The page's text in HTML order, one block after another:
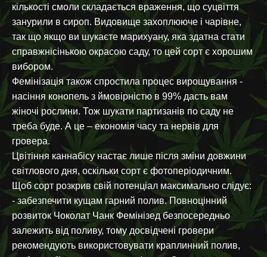
кількості смоли складається враження, що суцвіття
занурили в сироп. Видовище захоплююче і чарівне,
так що якщо ви шукаєте марихуану, яка здатна стати
справжнісінькою окрасою саду, то цей сорт є хорошим
вибором.
Фемінізація також спростила процес вирощування -
насіння конопель з ймовірністю в 99% дасть вам
жіночі рослини. Тож шукати партизанів по саду не
треба буде. А це – економія часу та нервів для
гровера.
Цвітіння каннабісу настає лише після зміни довжини
світлового дня, оскільки сорт є фотоперіодичним.
Щоб сорт розкрив свій потенціал максимально слідує:
- забезпечити кущам гарний полив. Повноцінний
розвиток Чоколат Чанк Фемінізед безпосередньо
залежить від поливу, тому досвідчені гровери
рекомендують використовувати краплинний полив,